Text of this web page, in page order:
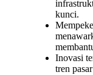
kunci.
Inovasi
tren